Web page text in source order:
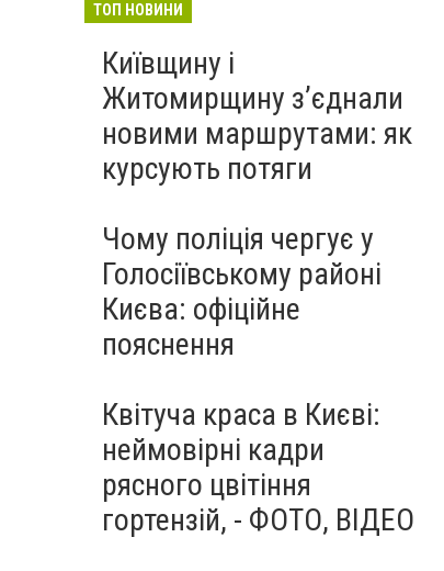
ТОП НОВИНИ
Київщину і
Житомирщину з’єднали
новими маршрутами: як
курсують потяги
Чому поліція чергує у
Голосіївському районі
Києва: офіційне
пояснення
Квітуча краса в Києві:
неймовірні кадри
рясного цвітіння
гортензій, - ФОТО, ВІДЕО